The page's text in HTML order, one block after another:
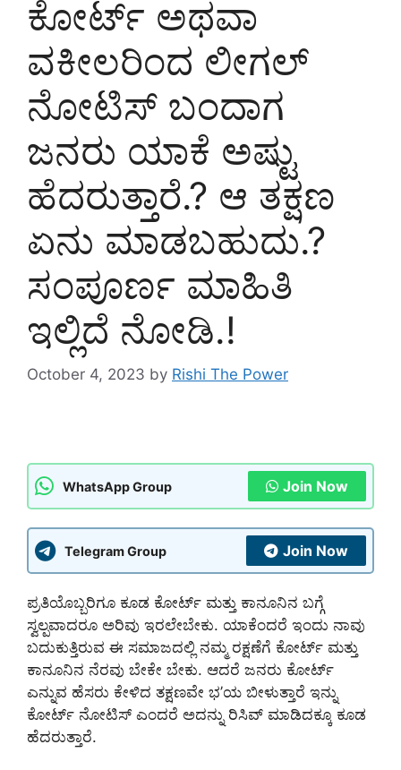
ಕೋರ್ಟ್ ಅಥವಾ
ವಕೀಲರಿಂದ ಲೀಗಲ್
ನೋಟಿಸ್ ಬಂದಾಗ
ಜನರು ಯಾಕೆ ಅಷ್ಟು
ಹೆದರುತ್ತಾರೆ.? ಆ ತಕ್ಷಣ
ಏನು ಮಾಡಬಹುದು.?
ಸಂಪೂರ್ಣ ಮಾಹಿತಿ
ಇಲ್ಲಿದೆ ನೋಡಿ.!
October 4, 2023 by Rishi The Power
WhatsApp Group Join Now
Telegram Group Join Now
ಪ್ರತಿಯೊಬ್ಬರಿಗೂ ಕೂಡ ಕೋರ್ಟ್ ಮತ್ತು ಕಾನೂನಿನ ಬಗ್ಗೆ
ಸ್ವಲ್ಪವಾದರೂ ಅರಿವು ಇರಲೇಬೇಕು. ಯಾಕೆಂದರೆ ಇಂದು ನಾವು
ಬದುಕುತ್ತಿರುವ ಈ ಸಮಾಜದಲ್ಲಿ ನಮ್ಮ ರಕ್ಷಣೆಗೆ ಕೋರ್ಟ್ ಮತ್ತು
ಕಾನೂನಿನ ನೆರವು ಬೇಕೇ ಬೇಕು. ಆದರೆ ಜನರು ಕೋರ್ಟ್
ಎನ್ನುವ ಹೆಸರು ಕೇಳಿದ ತಕ್ಷಣವೇ ಭ’ಯ ಬೀಳುತ್ತಾರೆ ಇನ್ನು
ಕೋರ್ಟ್ ನೋಟಿಸ್ ಎಂದರೆ ಅದನ್ನು ರಿಸಿವ್ ಮಾಡಿದಕ್ಕೂ ಕೂಡ
ಹೆದರುತ್ತಾರೆ.